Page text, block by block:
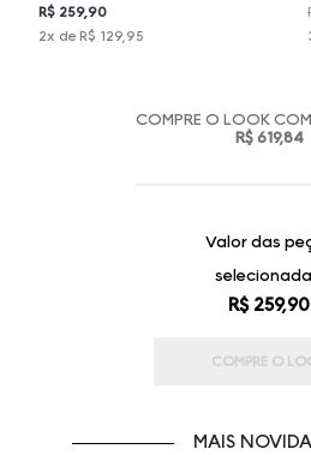
Dudalina Masculina
R$ 259,90
2x de R$ 129,95
COMPRE O LOOK
R$ 619,84
Valor das
R$ 259,90
COMPRE O
MAIS